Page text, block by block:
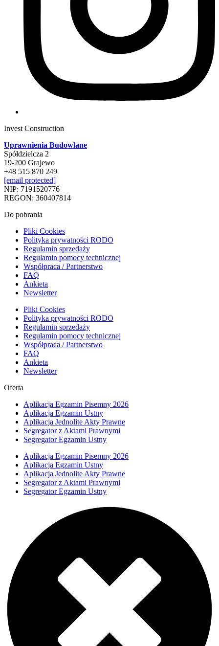
Invest Construction
Uprawnienia Budowlane
Spółdzielcza 2
19-200 Grajewo
+48 515 870 249
[email protected]
NIP: 7191520776
REGON: 360407814
Do pobrania
Pliki Cookies
Polityka prywatności RODO
Regulamin sprzedaży
Regulamin pomocy technicznej
Współpraca / Partnerstwo
FAQ
Ankieta
Newsletter
Pliki Cookies
Polityka prywatności RODO
Regulamin sprzedaży
Regulamin pomocy technicznej
Współpraca / Partnerstwo
FAQ
Ankieta
Newsletter
Oferta
Aplikacja Egzamin Pisemny 2026
Aplikacja Egzamin Ustny
Aplikacja Jednolite Akty Prawne
Segregator z Aktami Prawnymi
Segregator Egzamin Ustny
Aplikacja Egzamin Pisemny 2026
Aplikacja Egzamin Ustny
Aplikacja Jednolite Akty Prawne
Segregator z Aktami Prawnymi
Segregator Egzamin Ustny